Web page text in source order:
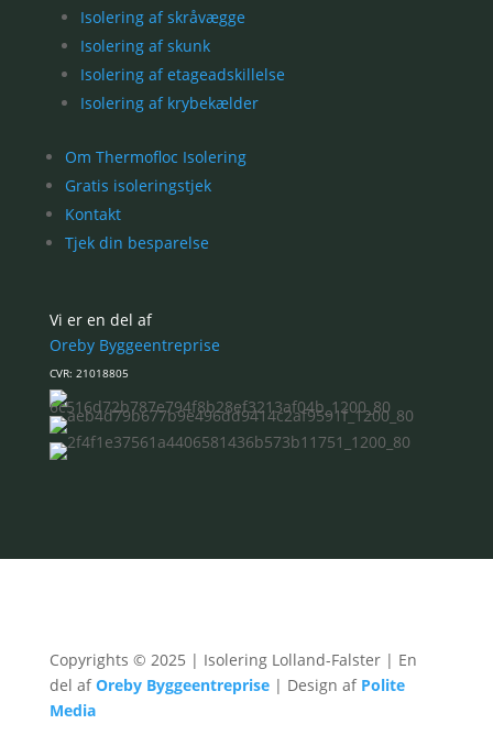
Isolering af skråvægge
Isolering af skunk
Isolering af etageadskillelse
Isolering af krybekælder
Om Thermofloc Isolering
Gratis isoleringstjek
Kontakt
Tjek din besparelse
Vi er en del af
Oreby Byggeentreprise
CVR: 21018805
Copyrights © 2025 | Isolering Lolland-Falster | En
del afOreby Byggeentreprise| Design af Polite
Media